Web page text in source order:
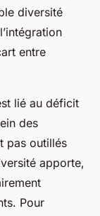
diversité
entre
lié au déficit
des
pas outillés
apporte,
Pour